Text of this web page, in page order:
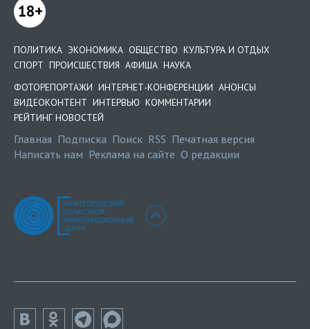
18+
ПОЛИТИКА ЭКОНОМИКА ОБЩЕСТВО КУЛЬТУРА И ОТДЫХ
СПОРТ ПРОИСШЕСТВИЯ АФИША НАУКА
ФОТОРЕПОРТАЖИ ИНТЕРНЕТ-КОНФЕРЕНЦИИ АНОНСЫ
ВИДЕОКОНТЕНТ ИНТЕРВЬЮ КОММЕНТАРИИ
РЕЙТИНГ НОВОСТЕЙ
Главная Подписка Поиск RSS Печатная версия
Написать нам Реклама на сайте О редакции